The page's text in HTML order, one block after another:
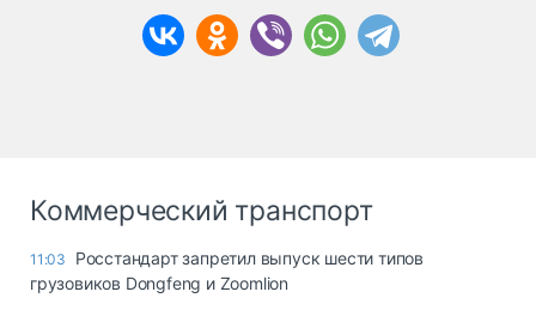
Коммерческий транспорт
11:03
Росстандарт запретил выпуск шести типов
грузовиков Dongfeng и Zoomlion